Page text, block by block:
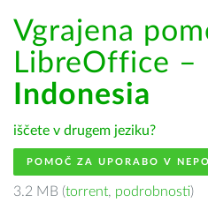
Vgrajena
LibreOffice –
Indonesia
iščete v drugem jeziku?
POMOČ ZA UPORABO V
3.2 MB (torrent, podrobnosti)